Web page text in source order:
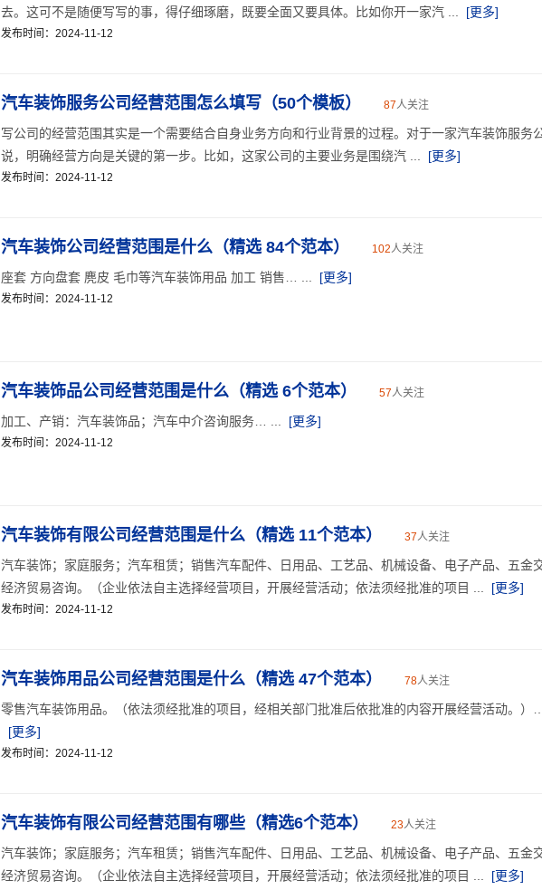
去。这可不是随便写写的事，得仔细琢磨，既要全面又要具体。比如你开一家汽 ...
[更多]
发布时间：2024-11-12
汽车装饰服务公司经营范围怎么填写（50个模板） 87人关注
写公司的经营范围其实是一个需要结合自身业务方向和行业背景的过程。对于一家汽车装饰服务
说，明确经营方向是关键的第一步。比如，这家公司的主要业务是围绕汽 ...
[更多]
发布时间：2024-11-12
汽车装饰公司经营范围是什么（精选 84个范本） 102人关注
座套 方向盘套 麂皮 毛巾等汽车装饰用品 加工 销售… ... [更多]
发布时间：2024-11-12
汽车装饰品公司经营范围是什么（精选 6个范本） 57人关注
加工、产销：汽车装饰品；汽车中介咨询服务… ... [更多]
发布时间：2024-11-12
汽车装饰有限公司经营范围是什么（精选 11个范本） 37人关注
汽车装饰；家庭服务；汽车租赁；销售汽车配件、日用品、工艺品、机械设备、电子产品、五金
经济贸易咨询。（企业依法自主选择经营项目，开展经营活动；依法须经批准的项目 ...
[更多]
发布时间：2024-11-12
汽车装饰用品公司经营范围是什么（精选 47个范本） 78人关注
零售汽车装饰用品。（依法须经批准的项目，经相关部门批准后依批准的内容开展经营活动。）
[更多]
发布时间：2024-11-12
汽车装饰有限公司经营范围有哪些（精选6个范本） 23人关注
汽车装饰；家庭服务；汽车租赁；销售汽车配件、日用品、工艺品、机械设备、电子产品、五金
经济贸易咨询。（企业依法自主选择经营项目，开展经营活动；依法须经批准的项目 ...
[更多]